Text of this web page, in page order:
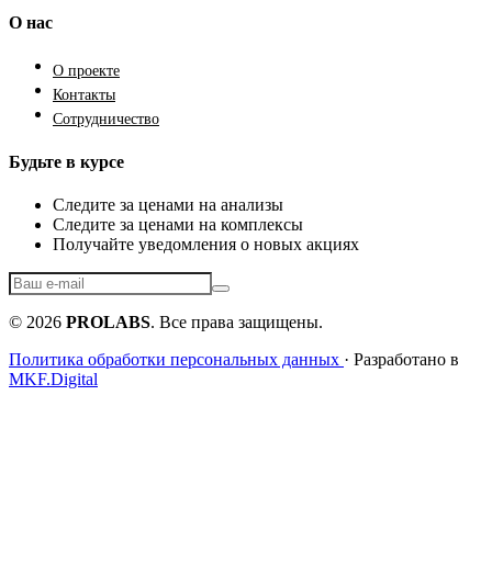
О нас
О проекте
Контакты
Сотрудничество
Будьте в курсе
Следите за ценами на анализы
Следите за ценами на комплексы
Получайте уведомления о новых акциях
© 2026 PROLABS. Все права защищены.
Политика обработки персональных данных · Разработано в
MKF.Digital